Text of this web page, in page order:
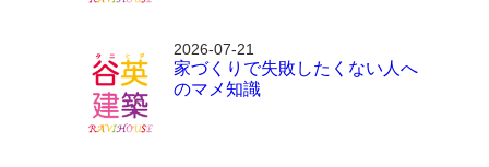
2026-07-21
家づくりで失敗したくない人へ
のマメ知識